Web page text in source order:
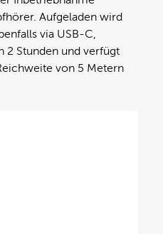
Aufgeladen wird
via USB-C,
2 Stunden und verfügt
von 5 Metern